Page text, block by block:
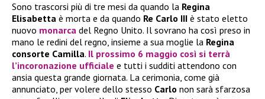
Sono trascorsi più di tre mesi da quando la Regina
Elisabetta è morta e da quando Re Carlo III è stato eletto
nuovo monarca del Regno Unito. Il sovrano ha così preso in
mano le redini del regno, insieme a sua moglie la Regina
consorte Camilla. Il prossimo 6 maggio così si terrà
l’incoronazione ufficiale e tutti i sudditi attendono con
ansia questa grande giornata. La cerimonia, come già
annunciato, per volere dello stesso Carlo non sarà sfarzosa